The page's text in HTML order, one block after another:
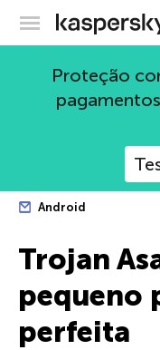
Proteção
Android
Trojan
pequeno
perfeita